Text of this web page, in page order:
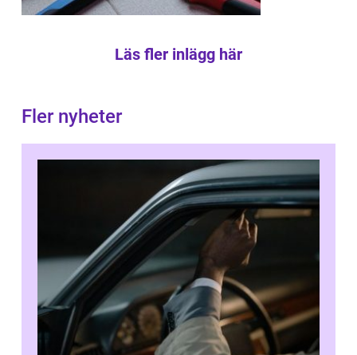
Läs fler inlägg här
Fler nyheter